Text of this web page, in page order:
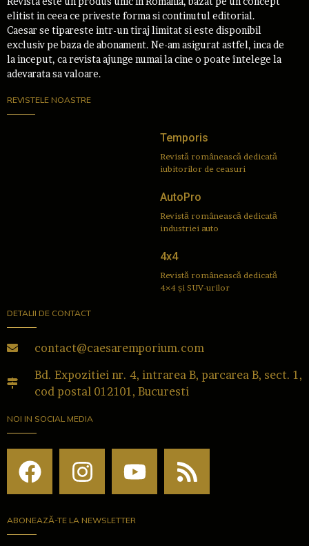
elitist in ceea ce priveste forma si continutul editorial.
Caesar se tipareste intr-un tiraj limitat si este disponibil
exclusiv pe baza de abonament. Ne-am asigurat astfel, inca de
la inceput, ca revista ajunge numai la cine o poate întelege la
adevarata sa valoare.
REVISTELE NOASTRE
Temporis
Revistă românească dedicată
iubitorilor de ceasuri
AutoPro
Revistă românească dedicată
industriei auto
4x4
Revistă românească dedicată
4×4 și SUV-urilor
DETALII DE CONTACT
contact@caesaremporium.com
Bd. Expozitiei nr. 4, intrarea B, parcarea B, sect. 1,
cod postal 012101, Bucuresti
NOI IN SOCIAL MEDIA
ABONEAZĂ-TE LA NEWSLETTER